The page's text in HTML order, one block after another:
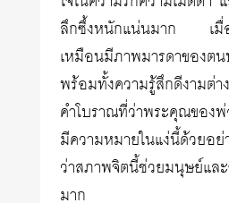
ลึกซึ้งหนักแน่นมาก เมื่
เหมือนมีภาพมารดาของต
พร้อมทั้งความรู้สึกดีงาม
คำโบราณที่ว่าพระคุณของ
มีความหมายในแง่นี้ด้วยอย่
ว่าสภาพจิตนี้ช่วยมนุษย์แล
มาก